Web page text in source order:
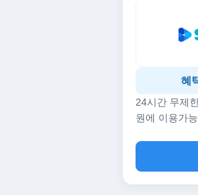
혜
24시간 무제
원에 이용가